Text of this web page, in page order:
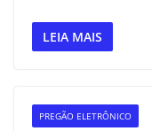
LEIA MAIS
PREGÃO ELETRÔNICO